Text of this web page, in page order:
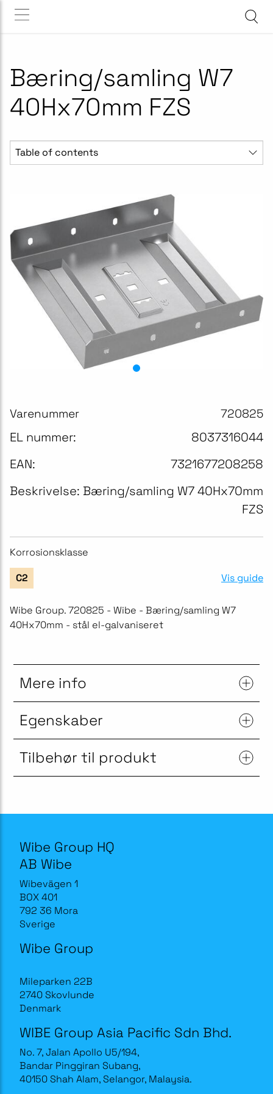
Bæring/samling W7
40Hx70mm FZS
Table of contents
Varenummer 720825
EL nummer:
8037316044
EAN:
7321677208258
Beskrivelse: Bæring/samling W7 40Hx70mm
FZS
Korrosionsklasse
C2 Vis guide
Wibe Group. 720825 - Wibe - Bæring/samling W7
40Hx70mm - stål el-galvaniseret
Mere info
Egenskaber
Tilbehør til produkt
Wibe Group HQ
AB Wibe
Wibevägen 1
BOX 401
792 36 Mora
Sverige
Wibe Group
Mileparken 22B
2740 Skovlunde
Denmark
WIBE Group Asia Pacific Sdn Bhd.
No. 7, Jalan Apollo U5/194,
Bandar Pinggiran Subang,
40150 Shah Alam, Selangor, Malaysia.